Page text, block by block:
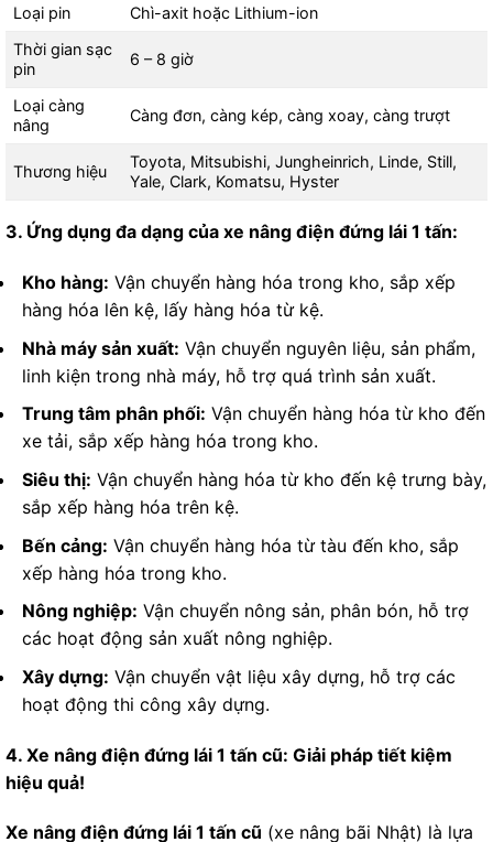
Loại pin
Chì-axit hoặc Lithium-ion
Thời gian sạc
pin
6 – 8 giờ
Loại càng
nâng
Càng đơn, càng kép, càng xoay, càng trượt
Thương hiệu
Toyota, Mitsubishi, Jungheinrich, Linde, Still,
Yale, Clark, Komatsu, Hyster
3. Ứng dụng đa dạng của xe nâng điện đứng lái 1 tấn:
Kho hàng: Vận chuyển hàng hóa trong kho, sắp xếp
hàng hóa lên kệ, lấy hàng hóa từ kệ.
Nhà máy sản xuất: Vận chuyển nguyên liệu, sản phẩm,
linh kiện trong nhà máy, hỗ trợ quá trình sản xuất.
Trung tâm phân phối: Vận chuyển hàng hóa từ kho đến
xe tải, sắp xếp hàng hóa trong kho.
Siêu thị: Vận chuyển hàng hóa từ kho đến kệ trưng bày,
sắp xếp hàng hóa trên kệ.
Bến cảng: Vận chuyển hàng hóa từ tàu đến kho, sắp
xếp hàng hóa trong kho.
Nông nghiệp: Vận chuyển nông sản, phân bón, hỗ trợ
các hoạt động sản xuất nông nghiệp.
Xây dựng: Vận chuyển vật liệu xây dựng, hỗ trợ các
hoạt động thi công xây dựng.
4. Xe nâng điện đứng lái 1 tấn cũ: Giải pháp tiết kiệm
hiệu quả!
Xe nâng điện đứng lái 1 tấn cũ (xe nâng bãi Nhật) là lựa